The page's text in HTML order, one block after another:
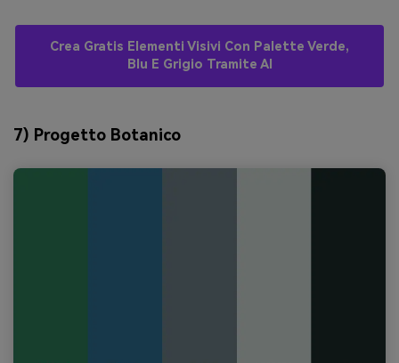
Crea Gratis Elementi Visivi Con Palette Verde,
Blu E Grigio Tramite AI
7) Progetto Botanico